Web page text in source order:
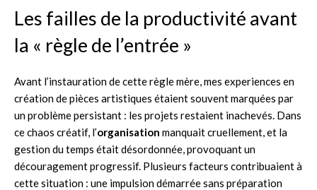
Les failles de la productivité avant
la « règle de l’entrée »
Avant l’instauration de cette règle mère, mes experiences en
création de pièces artistiques étaient souvent marquées par
un problème persistant : les projets restaient inachevés. Dans
ce chaos créatif, l’organisation manquait cruellement, et la
gestion du temps était désordonnée, provoquant un
découragement progressif. Plusieurs facteurs contribuaient à
cette situation : une impulsion démarrée sans préparation